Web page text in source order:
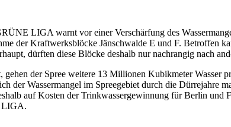
LIGA warnt vor einer Verschärfung des
der Kraftwerksblöcke Jänschwalde E und F. Betroffen
dürften diese Blöcke deshalb nur nachrangig nach
gehen der Spree weitere 13 Millionen Kubikmeter Wasser
der Wassermangel im Spreegebiet durch die Dürrejahre
auf Kosten der Trinkwassergewinnung für Berlin und
LIGA.